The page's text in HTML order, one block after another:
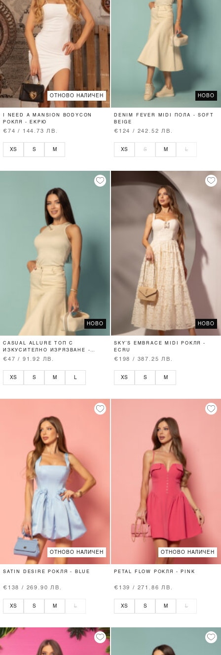
ОТНОВО НАЛИЧЕН
I NEED A MANSION BODYCON
РОКЛЯ - ЕКРЮ
€74 / 144.73 ЛВ.
XS S M
НОВО
DENIM FEVER MIDI ПОЛА - SOFT
BEIGE
€124 / 242.52 ЛВ.
XS S M L
НОВО
CASUAL ALLURE ТОП С
ИЗКУСИТЕЛНО ИЗРЯЗВАНЕ -
SOFT BEIGE
€47 / 91.92 ЛВ.
XS S M L
НОВО
SKY’S EMBRACE MIDI РОКЛЯ -
ECRU
€198 / 387.25 ЛВ.
XS S M
ОТНОВО НАЛИЧЕН
SATIN DESIRE РОКЛЯ - BLUE
€138 / 269.90 ЛВ.
XS S M L
ОТНОВО НАЛИЧЕН
PETAL FLOW РОКЛЯ - PINK
€139 / 271.86 ЛВ.
XS S M L